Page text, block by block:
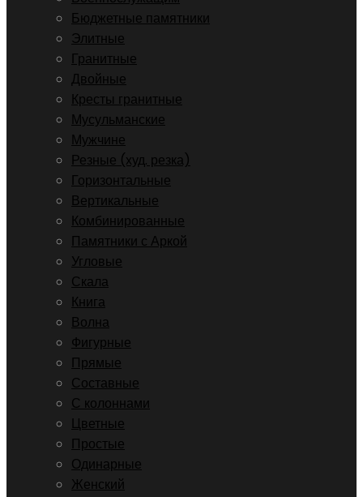
Бюджетные памятники
Элитные
Гранитные
Двойные
Кресты гранитные
Мусульманские
Мужчине
Резные (худ. резка)
Горизонтальные
Вертикальные
Комбинированные
Памятники с Аркой
Угловые
Скала
Книга
Волна
Фигурные
Прямые
Составные
С колоннами
Цветные
Простые
Одинарные
Женский